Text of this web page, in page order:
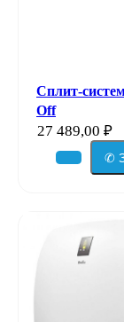
Сплит-
Off
27 489,00 ₽
✆